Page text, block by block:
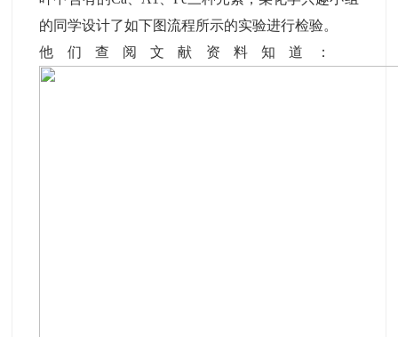
的同学设计了如下图流程所示的实验进行检验。
他们查阅文献资料知道：